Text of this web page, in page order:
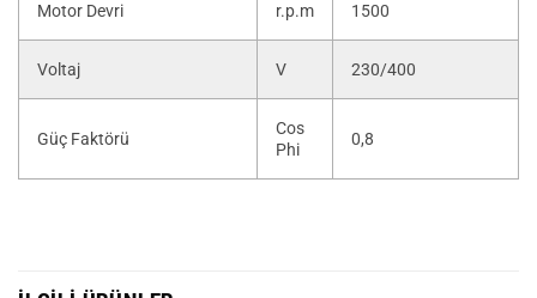
Motor Devri r.p.m 1500
Voltaj V 230/400
Güç Faktörü
Cos
Phi
0,8